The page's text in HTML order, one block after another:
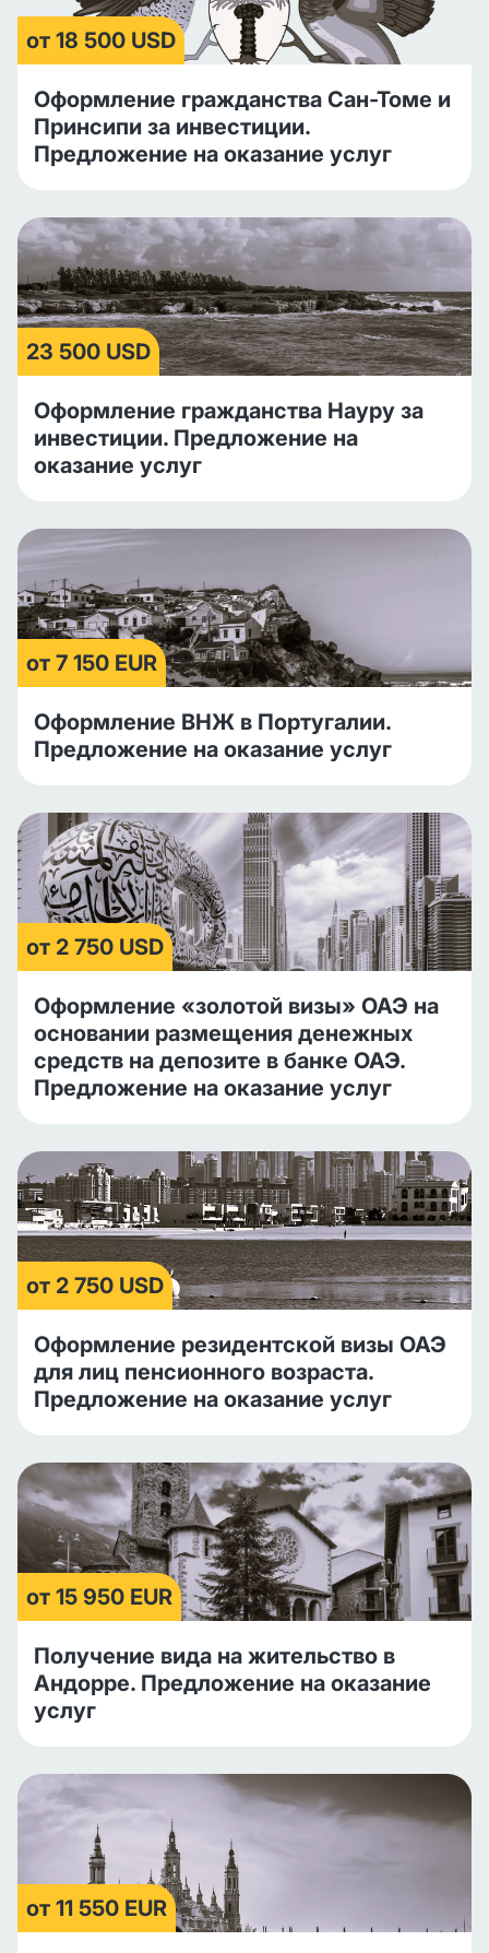
от 18 500 USD
Оформление гражданства Сан-Томе и
Принсипи за инвестиции.
Предложение на оказание услуг
23 500 USD
Оформление гражданства Науру за
инвестиции. Предложение на
оказание услуг
от 7 150 EUR
Оформление ВНЖ в Португалии.
Предложение на оказание услуг
от 2 750 USD
Оформление «золотой визы» ОАЭ на
основании размещения денежных
средств на депозите в банке ОАЭ.
Предложение на оказание услуг
от 2 750 USD
Оформление резидентской визы ОАЭ
для лиц пенсионного возраста.
Предложение на оказание услуг
от 15 950 EUR
Получение вида на жительство в
Андорре. Предложение на оказание
услуг
от 11 550 EUR